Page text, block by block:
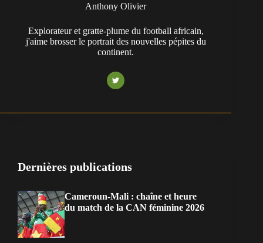
Anthony Olivier
Explorateur et gratte-plume du football africain,
j'aime brosser le portrait des nouvelles pépites du
continent.
Dernières publications
Cameroun-Mali : chaîne et heure
du match de la CAN féminine 2026